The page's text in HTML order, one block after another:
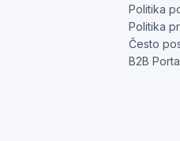
Politika
Politika
Često
B2B